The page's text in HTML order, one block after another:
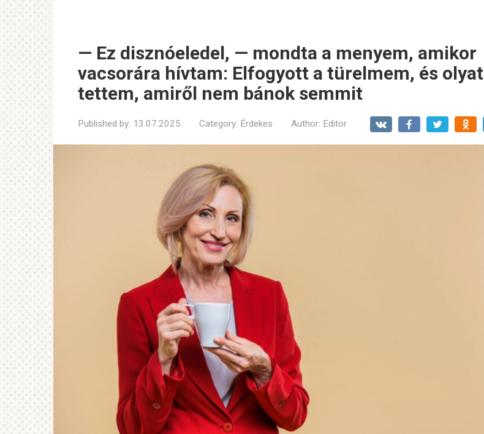
— Ez disznóeledel, — mondta a menyem, amikor
vacsorára hívtam: Elfogyott a türelmem, és olyat
tettem, amiről nem bánok semmit
Published by: 13.07.2025 Category: Érdekes Author: Editor